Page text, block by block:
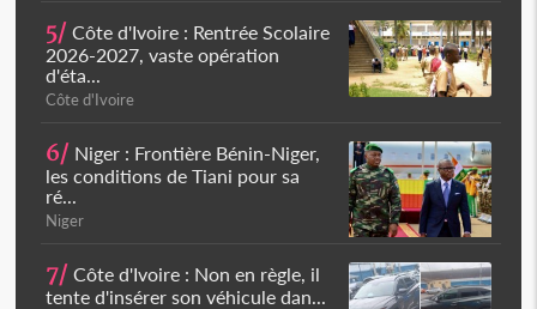
5/ Côte d'Ivoire : Rentrée Scolaire
2026-2027, vaste opération
d'éta...
Côte d'Ivoire
6/ Niger : Frontière Bénin-Niger,
les conditions de Tiani pour sa
ré...
Niger
7/ Côte d'Ivoire : Non en règle, il
tente d'insérer son véhicule dan...